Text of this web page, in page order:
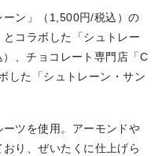
ン」（1,500円/税込）の
コラボした「シュトレー
、チョコレート専門店「C
した「シュトレーン・サン
ツを使用。アーモンドや
り、ぜいたくに仕上げら